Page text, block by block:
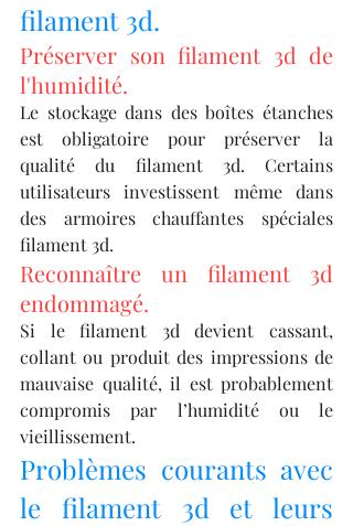
filament 3d.
Préserver son filament 3d de
l'humidité.
Le stockage dans des boîtes étanches
est obligatoire pour préserver la
qualité du filament 3d. Certains
utilisateurs investissent même dans
des armoires chauffantes spéciales
filament 3d.
Reconnaître un filament 3d
endommagé.
Si le filament 3d devient cassant,
collant ou produit des impressions de
mauvaise qualité, il est probablement
compromis par l’humidité ou le
vieillissement.
Problèmes courants avec
le filament 3d et leurs